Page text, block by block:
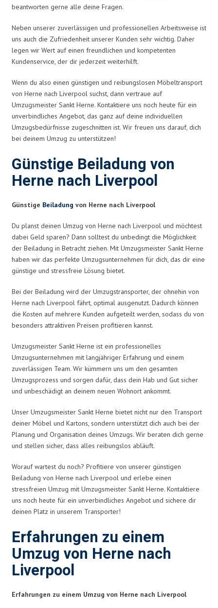
beantworten gerne alle deine Fragen.
Neben unserer zuverlässigen und professionellen Arbeitsweise ist
uns auch die Zufriedenheit unserer Kunden sehr wichtig. Daher
legen wir Wert auf einen freundlichen und kompetenten
Kundenservice, der dir jederzeit weiterhilft.
Wenn du also einen günstigen und reibungslosen Möbeltransport
von Herne nach Liverpool suchst, dann vertraue auf
Umzugsmeister Sankt Herne. Kontaktiere uns noch heute für ein
unverbindliches Angebot, das ganz auf deine individuellen
Umzugsbedürfnisse zugeschnitten ist. Wir freuen uns darauf, dich
bei deinem Umzug zu unterstützen!
Günstige Beiladung von
Herne nach Liverpool
Günstige Beiladung von Herne nach Liverpool
Du planst deinen Umzug von Herne nach Liverpool und möchtest
dabei Geld sparen? Dann solltest du unbedingt die Möglichkeit
der Beiladung in Betracht ziehen. Mit Umzugsmeister Sankt Herne
haben wir das perfekte Umzugsunternehmen für dich, das dir eine
günstige und stressfreie Lösung bietet.
Bei der Beiladung wird der Umzugstransporter, der ohnehin von
Herne nach Liverpool fährt, optimal ausgenutzt. Dadurch können
die Kosten auf mehrere Kunden aufgeteilt werden, sodass du von
besonders attraktiven Preisen profitieren kannst.
Umzugsmeister Sankt Herne ist ein professionelles
Umzugsunternehmen mit langjähriger Erfahrung und einem
zuverlässigen Team. Wir kümmern uns um den gesamten
Umzugsprozess und sorgen dafür, dass dein Hab und Gut sicher
und unbeschädigt an deinem neuen Wohnort ankommt.
Unser Umzugsmeister Sankt Herne bietet nicht nur den Transport
deiner Möbel und Kartons, sondern unterstützt dich auch bei der
Planung und Organisation deines Umzugs. Wir beraten dich gerne
und stellen sicher, dass alles reibungslos abläuft.
Worauf wartest du noch? Profitiere von unserer günstigen
Beiladung von Herne nach Liverpool und erlebe einen
stressfreien Umzug mit Umzugsmeister Sankt Herne. Kontaktiere
uns noch heute für ein unverbindliches Angebot und sichere dir
deinen Platz in unserem Transporter!
Erfahrungen zu einem
Umzug von Herne nach
Liverpool
Erfahrungen zu einem Umzug von Herne nach Liverpool